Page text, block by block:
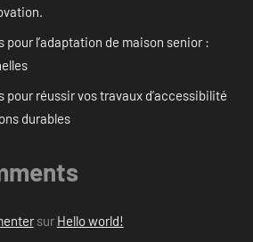
l’adaptation de maison senior :
pour réussir vos travaux d’accessibilité
durables
sur Hello world!